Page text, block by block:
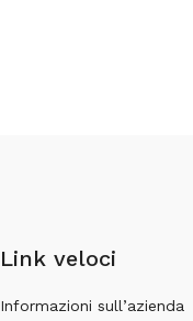
Link veloci
Informazioni sull’azienda